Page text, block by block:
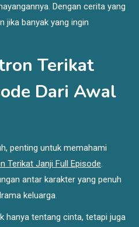
Dengan cerita yang
jika banyak yang ingin
Terikat
Dari Awal
penting untuk memahami
Terikat Janji Full Episode.
antar karakter yang penuh
keluarga.
hanya tentang cinta, tetapi juga